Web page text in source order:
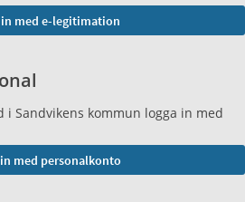
i Sandvikens kommun logga in med